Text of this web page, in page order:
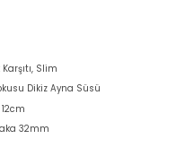
Slim
Dikiz Ayna Süsü
32mm